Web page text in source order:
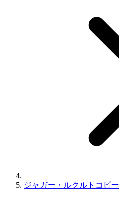
ジャガー・ルクルトコピー